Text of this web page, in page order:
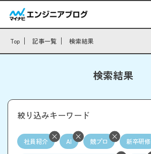
Top 記事一覧 検索結果
検索結果
絞り込みキーワード
社員紹介 AI 競プロ 新卒研修